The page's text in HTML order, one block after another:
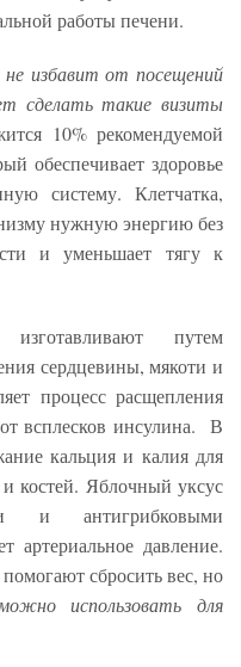
работы печени.
не избавит от посещений
сделать такие визиты
10% рекомендуемой
обеспечивает здоровье
систему. Клетчатка,
нужную энергию без
и уменьшает тягу к
путем
сердцевины, мякоти и
процесс расщепления
всплесков инсулина. В
кальция и калия для
костей. Яблочный уксус
и антигрибковыми
артериальное давление.
сбросить вес, но
использовать для